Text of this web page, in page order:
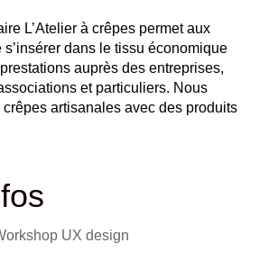
L’Atelier à crêpes permet aux
s’insérer dans le tissu économique
auprès des entreprises,
et particuliers. Nous
artisanales avec des produits
UX design